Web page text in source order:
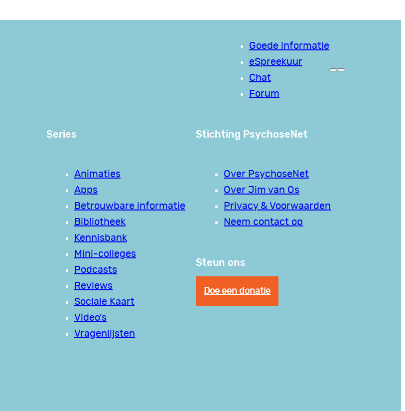
Goede informatie
eSpreekuur
Chat
Forum
Series
Animaties
Apps
Betrouwbare informatie
Bibliotheek
Kennisbank
Mini-colleges
Podcasts
Reviews
Sociale Kaart
Video’s
Vragenlijsten
Stichting PsychoseNet
Over PsychoseNet
Over Jim van Os
Privacy & Voorwaarden
Neem contact op
Steun ons
Doe een donatie